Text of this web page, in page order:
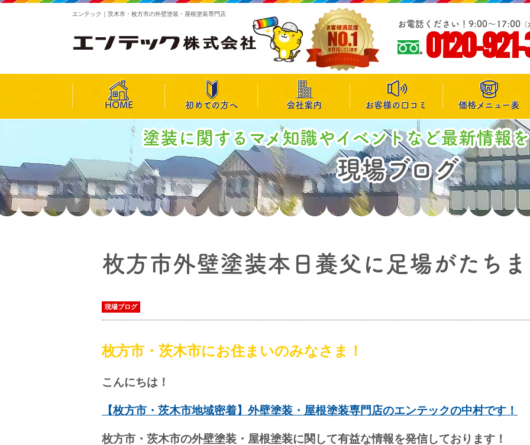
エンテック｜茨木市・枚方市の外壁塗装・屋根塗装専門店
お電話ください！9:00～17:00
0120-
HOME 初めての方へ 会社案内 お客様の口コミ 価格メニュー表
塗装に関するマメ知識やイベントなど最新情報
現場ブログ
枚方市外壁塗装本日養父に足場がたち
現場ブログ
枚方市・茨木市にお住まいのみなさま！
こんにちは！
【枚方市・茨木市地域密着】外壁塗装・屋根塗装専門店のエンテックの中村です！
枚方市・茨木市の外壁塗装・屋根塗装に関して有益な情報を発信しております！